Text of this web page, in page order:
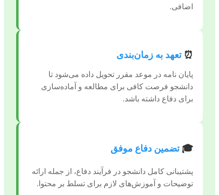
اضافی.
⏰تعهد به زمان‌بندی
پایان نامه در موعد مقرر تحویل داده می‌شود تا
دانشجو فرصت کافی برای مطالعه و آماده‌سازی
برای دفاع داشته باشد.
🎓تضمین دفاع موفق
پشتیبانی کامل دانشجو در فرآیند دفاع، از جمله ارائه
توضیحات و آموزش‌های لازم برای تسلط بر محتوا.